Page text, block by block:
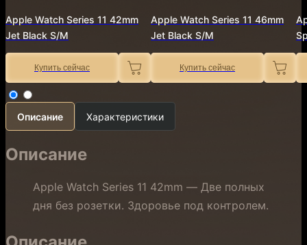
Apple Watch Series 11 42mm
Jet Black S/M
Купить сейчас
Apple Watch Series 11 46mm
Jet Black S/M
Купить сейчас
Описание Характеристики
Описание
Apple Watch Series 11 42mm — Две полных
дня без розетки. Здоровье под контролем.